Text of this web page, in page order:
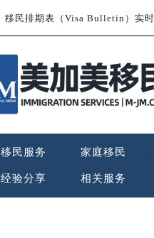
移民排期表（Visa Bulletin）实
移民服务 家庭移民
经验分享 相关服务